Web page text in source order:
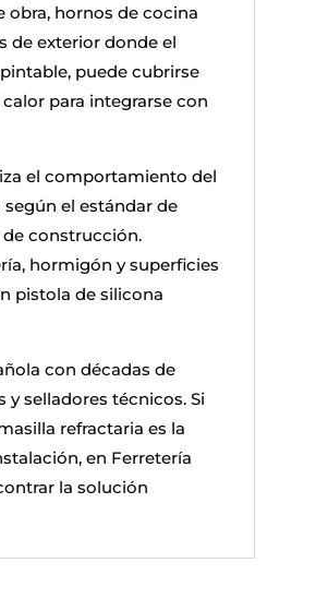
obra, hornos de cocina
de exterior donde el
puede cubrirse
para integrarse con
el comportamiento del
el estándar de
construcción.
hormigón y superficies
pistola de silicona
con décadas de
y selladores técnicos. Si
refractaria es la
en Ferretería
la solución